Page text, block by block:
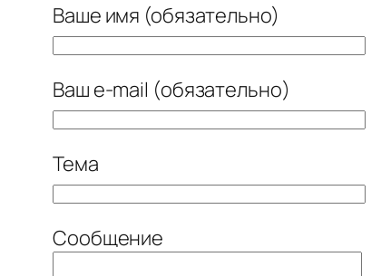
Ваше имя (обязательно)
Ваш e-mail (обязательно)
Тема
Сообщение